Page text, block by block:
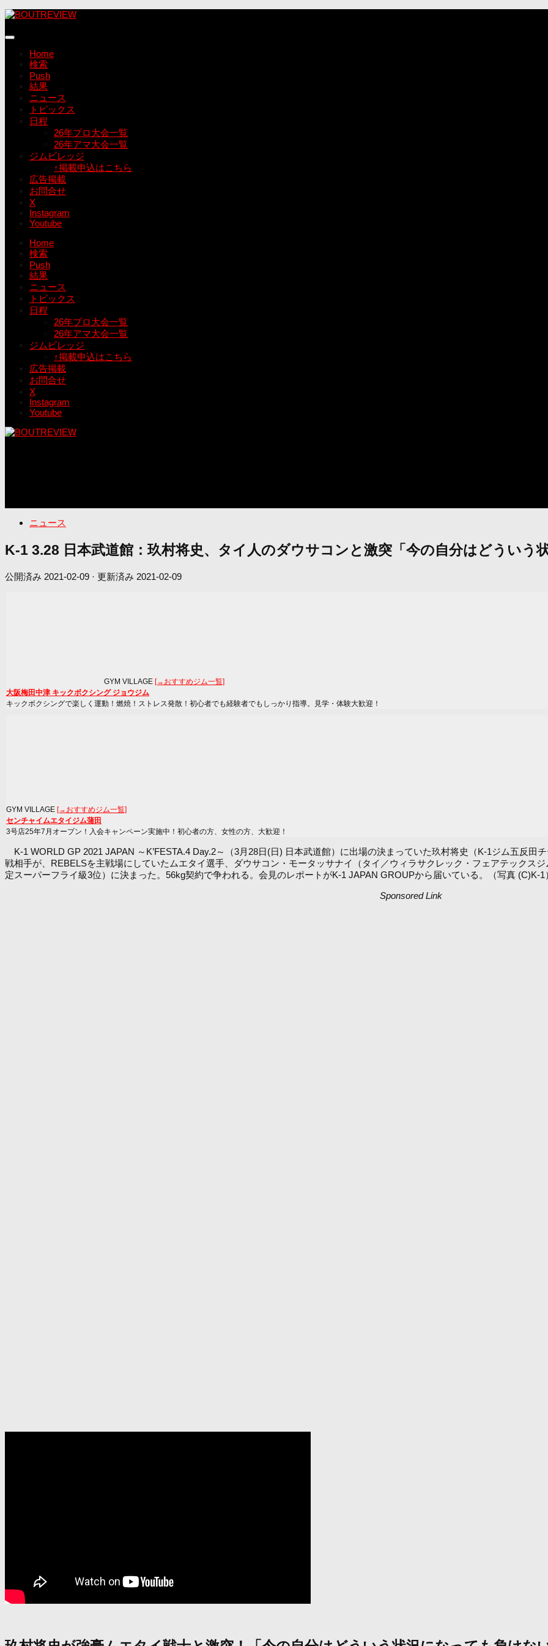
コ
テ
Home
検索
Push
結果
ニュース
トピックス
日程
26年プロ大会一覧
26年アマ大会一覧
ジムビレッジ
↑掲載申込はこちら
広告掲載
お問合せ
X
Instagram
Youtube
Home
検索
Push
結果
ニュース
トピックス
日程
26年プロ大会一覧
26年アマ大会一覧
ジムビレッジ
↑掲載申込はこちら
広告掲載
お問合せ
X
Instagram
Youtube
ニュース
K-1 3.28 日本武道館：玖村将史、タイ人のダウサコンと激突「今の自分はどういう
公開済み 2021-02-09 · 更新済み 2021-02-09
GYM VILLAGE [→おすすめジム一覧]
大阪梅田中津 キックボクシング ジョウジム
キックボクシングで楽しく運動！燃焼！ストレス発散！初心者でも経験者でもしっかり指導。見学・体験大歓迎！
GYM VILLAGE [→おすすめジム一覧]
センチャイムエタイジム蒲田
3号店25年7月オープン！入会キャンペーン実施中！初心者の方、女性の方、大歓迎！
K-1 WORLD GP 2021 JAPAN ～K’FESTA.4 Day.2～（3月28日(日) 日本武道館）に出場の決まっていた玖村将史（K-1ジム五反田
戦相手が、REBELSを主戦場にしていたムエタイ選手、ダウサコン・モータッサナイ（タイ／ウィラサクレック・フェアテックス
定スーパーフライ級3位）に決まった。56kg契約で争われる。会見のレポートがK-1 JAPAN GROUPから届いている。（写真 (C)K-1
Sponsored Link